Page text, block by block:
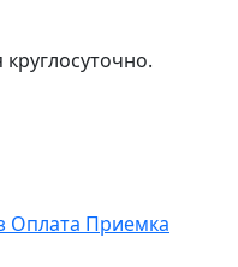
Оплата Приемка